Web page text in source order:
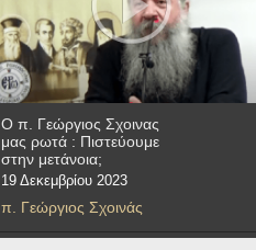
Ο π. Γεώργιος Σχοινας
μας ρωτά : Πιστεύουμε
στην μετάνοια;
19 Δεκεμβρίου 2023
π. Γεώργιος Σχοινάς